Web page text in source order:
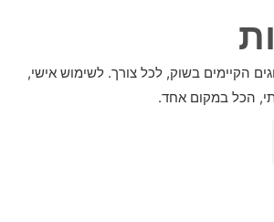
הקיימים בשוק, לכל צורך. לשימוש אישי,
הכל במקום אחד.